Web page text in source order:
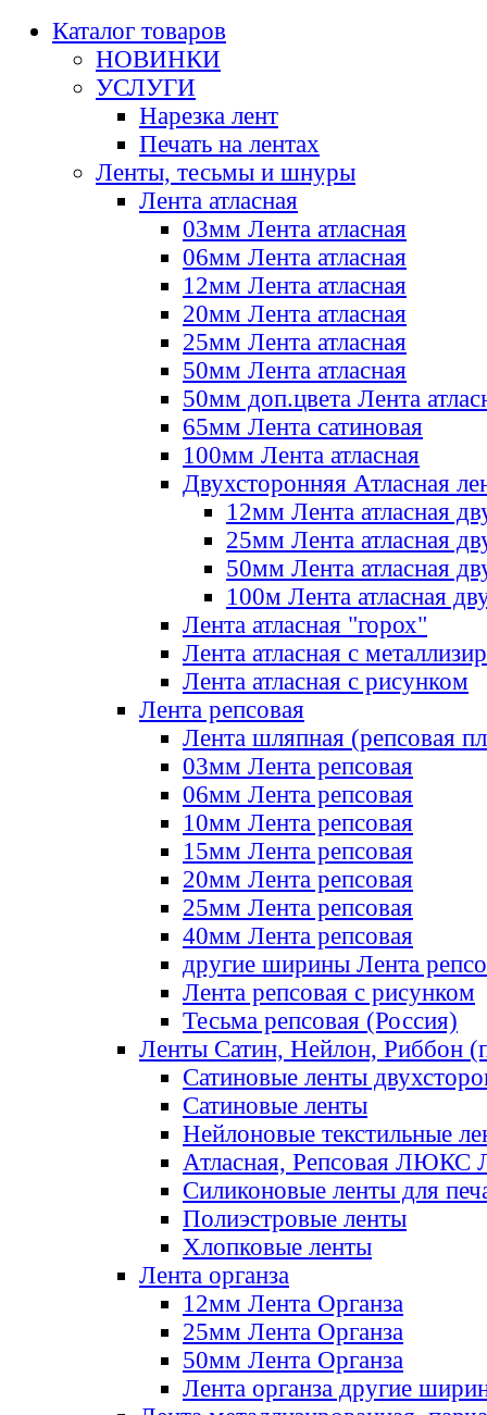
Каталог товаров
НОВИНКИ
УСЛУГИ
Нарезка лент
Печать на лентах
Ленты, тесьмы и шнуры
Лента атласная
03мм Лента атласная
06мм Лента атласная
12мм Лента атласная
20мм Лента атласная
25мм Лента атласная
50мм Лента атласная
50мм доп.цвета Лента
65мм Лента сатиновая
100мм Лента атласная
Двухсторонняя Атласная
12мм Лента атласная
25мм Лента атласная
50мм Лента атласная
100м Лента атласная
Лента атласная "горох"
Лента атласная с
Лента атласная с рисунком
Лента репсовая
Лента шляпная (репсовая
03мм Лента репсовая
06мм Лента репсовая
10мм Лента репсовая
15мм Лента репсовая
20мм Лента репсовая
25мм Лента репсовая
40мм Лента репсовая
другие ширины Лента
Лента репсовая с рисунком
Тесьма репсовая (Россия)
Ленты Сатин, Нейлон, Риббон
Сатиновые ленты
Сатиновые ленты
Нейлоновые текстильные
Атласная, Репсовая ЛЮКС
Силиконовые ленты для
Полиэстровые ленты
Хлопковые ленты
Лента органза
12мм Лента Органза
25мм Лента Органза
50мм Лента Органза
Лента органза другие